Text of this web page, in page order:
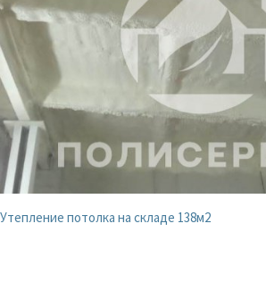
Утепление потолка на складе 138м2